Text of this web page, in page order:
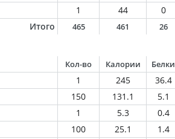
1 44 0
Итого
465 461 26
Кол-во Калории Белки
1 245 36.4
150 131.1 5.1
1 5.3 0.4
100 25.1 1.4